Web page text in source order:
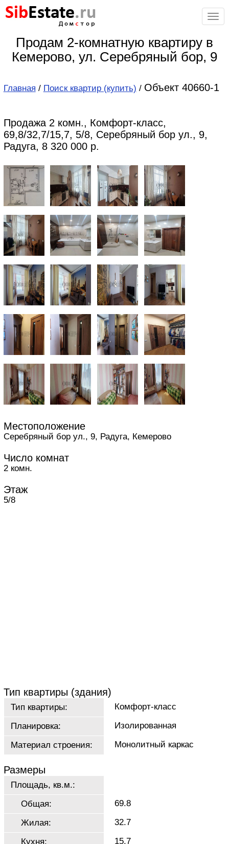
SibEstate.ru
стор
Продам 2-комнатную квартиру в
Кемерово, ул. Серебряный бор, 9
Главная / Поиск квартир (купить) / Объект 40660-1
Продажа 2 комн., Комфорт-класс,
69,8/32,7/15,7, 5/8, Серебряный бор ул., 9,
Радуга, 8 320 000 р.
Местоположение
Серебряный бор ул., 9, Радуга, Кемерово
Число комнат
2 комн.
Этаж
5/8
Тип квартиры (здания)
Тип квартиры:
Комфорт-класс
Планировка:
Изолированная
Материал строения:
Монолитный каркас
Размеры
Площадь, кв.м.:
Общая:
69.8
Жилая:
32.7
Кухня:
15.7